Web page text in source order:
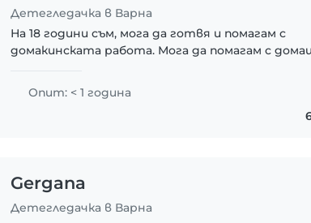
Детегледачка в Варна
На 18 години съм, мога да готвя и помагам с
домакинската работа. Мога да помагам с
Опит: < 1 година
Gergana
Детегледачка в Варна